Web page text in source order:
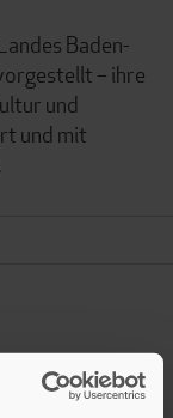
Baden-
– ihre
und
und mit